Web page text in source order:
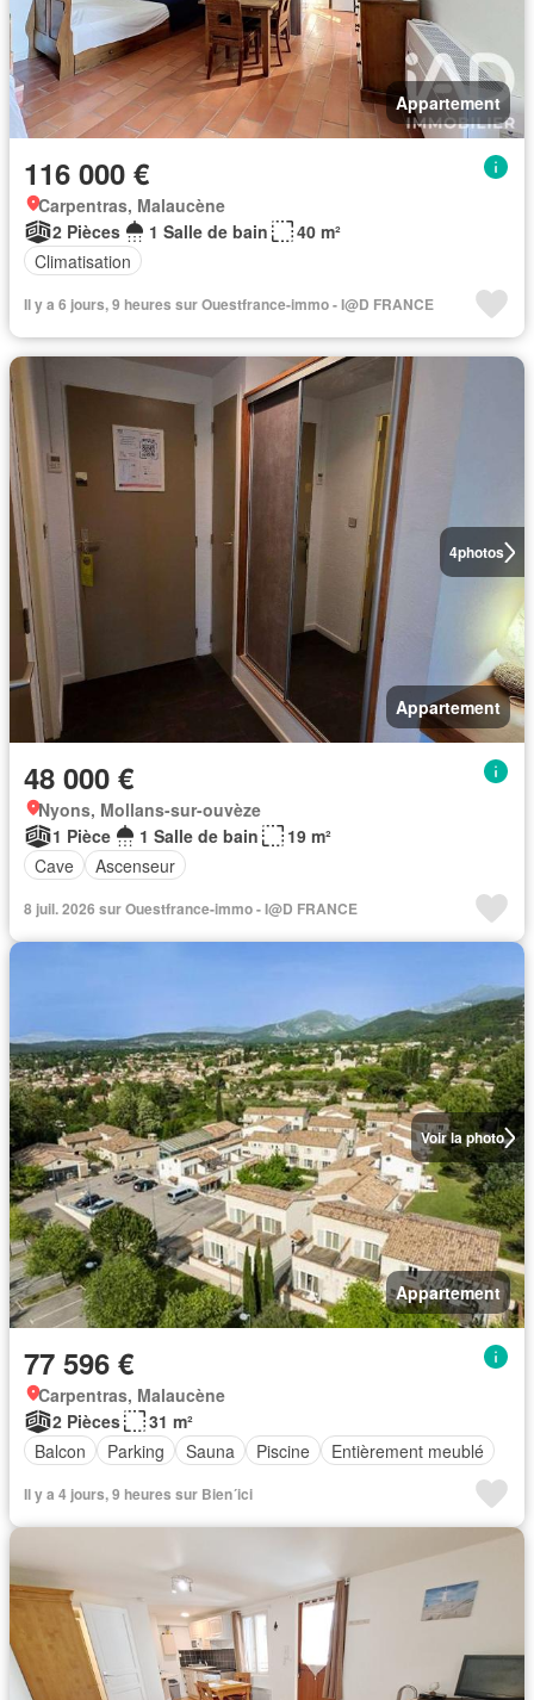
Appartement
116 000 €
Carpentras, Malaucène
2 Pièces
1 Salle de bain
40 m²
Climatisation
Il y a 6 jours, 9 heures sur Ouestfrance-immo - I@D FRANCE
4photos
Appartement
48 000 €
Nyons, Mollans-sur-ouvèze
1 Pièce
1 Salle de bain
19 m²
Cave
Ascenseur
8 juil. 2026 sur Ouestfrance-immo - I@D FRANCE
Voir la photo
Appartement
77 596 €
Carpentras, Malaucène
2 Pièces
31 m²
Balcon
Parking Sauna Piscine Entièrement meublé
Il y a 4 jours, 9 heures sur Bien´ici